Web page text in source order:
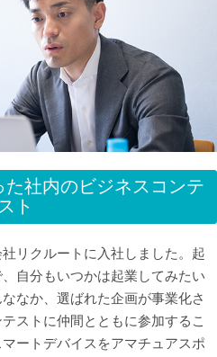
社内のビジネスコンテ
スト
リクルートに入社しました。起
自分もいつかは起業してみたい
なか、選ばれた企画が事業化さ
ストに仲間とともに参加するこ
ートデバイスをアマチュアスポ